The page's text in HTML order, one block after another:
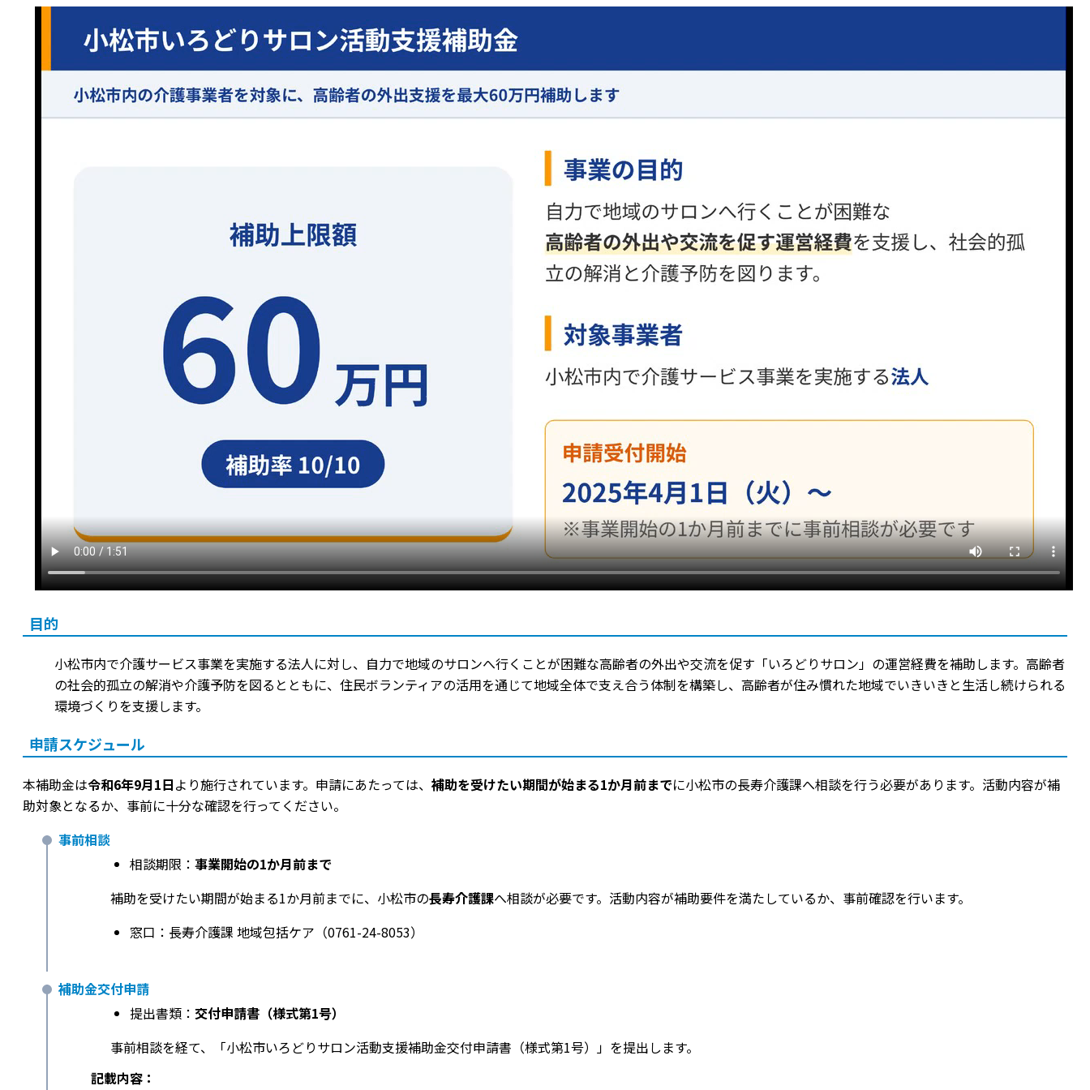
目的
小松市内で介護サービス事業を実施する法人に対し、自力で地域のサロンへ行くことが困難な高齢者の外出や交流を促す「いろどりサロン」の運営経費を補助します。高齢者
の社会的孤立の解消や介護予防を図るとともに、住民ボランティアの活用を通じて地域全体で支え合う体制を構築し、高齢者が住み慣れた地域でいきいきと生活し続けられる
環境づくりを支援します。
申請スケジュール
本補助金は令和6年9月1日より施行されています。申請にあたっては、 補助を受けたい期間が始まる1か月前までに小松市の長寿介護課へ相談を行う必要があります。活動内容が補
助対象となるか、事前に十分な確認を行ってください。
事前相談
相談期限： 事業開始の1か月前まで
補助を受けたい期間が始まる1か月前までに、小松市の長寿介護課へ相談が必要です。活動内容が補助要件を満たしているか、事前確認を行います。
窓口：長寿介護課 地域包括ケア（0761-24-8053）
補助金交付申請
提出書類： 交付申請書（様式第1号）
事前相談を経て、「小松市いろどりサロン活動支援補助金交付申請書（様式第1号）」を提出します。
記載内容：